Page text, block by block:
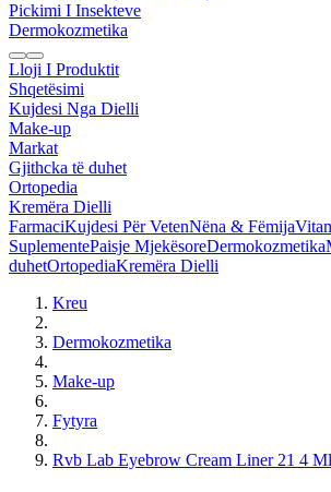
Pickimi I Insekteve
Dermokozmetika
Lloji I Produktit
Shqetësimi
Kujdesi Nga Dielli
Make-up
Markat
Gjithcka të duhet
Ortopedia
Kremëra Dielli
FarmaciKujdesi Për VetenNëna & Fëmija
SuplementePaisje MjekësoreDermokozmetika
duhetOrtopediaKremëra Dielli
Kreu
Dermokozmetika
Make-up
Fytyra
Rvb Lab Eyebrow Cream Liner 21 4 Ml